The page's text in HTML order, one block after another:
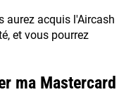
aurez acquis l'Aircash
et vous pourrez
ma Mastercard